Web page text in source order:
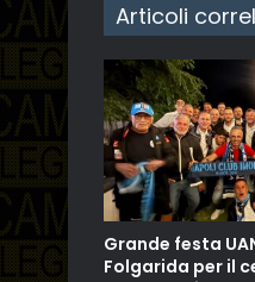
Articoli
Grande festa
Folgarida per il